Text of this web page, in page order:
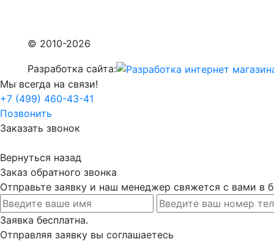
© 2010-2026
Разработка сайта:
Мы всегда на связи!
+7 (499) 460-43-41
Позвонить
Заказать звонок
Вернуться назад
Заказ обратного звонка
Отправьте заявку и наш менеджер свяжется с вами в
Заявка бесплатна.
Отправляя заявку вы соглашаетесь